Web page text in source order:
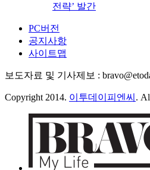
전략’ 발간
PC버전
공지사항
사이트맵
보도자료 및 기사제보 :
Copyright 2014. 이투데이피엔씨 .